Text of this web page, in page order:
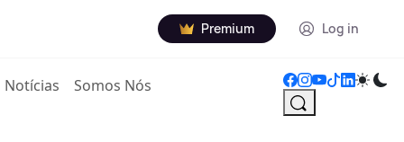
Premium Log in
Notícias Somos Nós